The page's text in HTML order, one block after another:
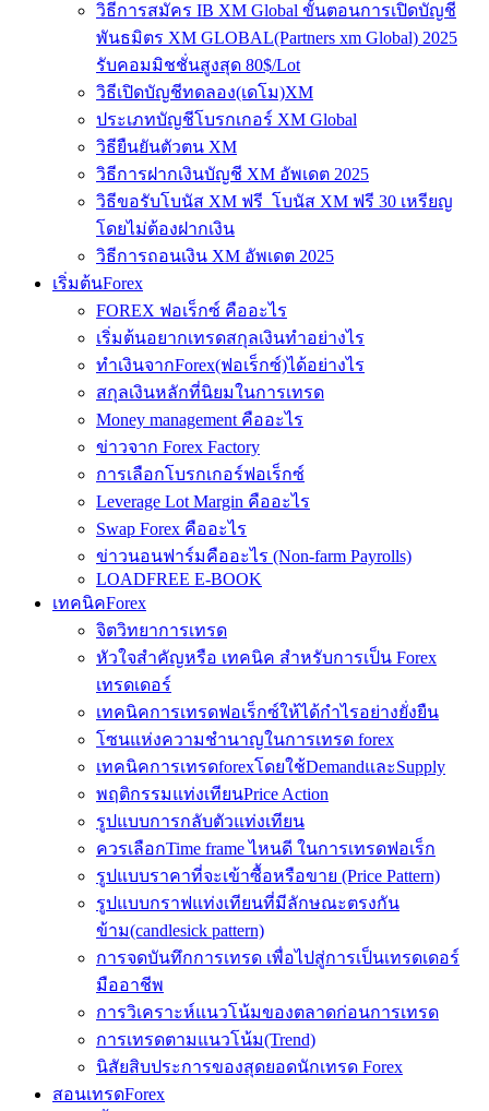
วิธีการสมัคร IB XM Global ขั้นตอนการเปิดบัญชี
พันธมิตร XM GLOBAL(Partners xm Global) 2025
รับคอมมิชชั่นสูงสุด 80$/Lot
วิธีเปิดบัญชีทดลอง(เดโม)XM
ประเภทบัญชีโบรกเกอร์ XM Global
วิธียืนยันตัวตน XM
วิธีการฝากเงินบัญชี XM อัพเดต 2025
วิธีขอรับโบนัส XM ฟรี โบนัส XM ฟรี 30 เหรียญ
โดยไม่ต้องฝากเงิน
วิธีการถอนเงิน XM อัพเดต 2025
เริ่มต้นForex
FOREX ฟอเร็กซ์ คืออะไร
เริ่มต้นอยากเทรดสกุลเงินทำอย่างไร
ทำเงินจากForex(ฟอเร็กซ์)ได้อย่างไร
สกุลเงินหลักที่นิยมในการเทรด
Money management คืออะไร
ข่าวจาก Forex Factory
การเลือกโบรกเกอร์ฟอเร็กซ์
Leverage Lot Margin คืออะไร
Swap Forex คืออะไร
ข่าวนอนฟาร์มคืออะไร (Non-farm Payrolls)
LOADFREE E-BOOK
เทคนิคForex
จิตวิทยาการเทรด
หัวใจสำคัญหรือ เทคนิค สำหรับการเป็น Forex
เทรดเดอร์
เทคนิคการเทรดฟอเร็กซ์ให้ได้กำไรอย่างยั่งยืน
โซนแห่งความชำนาญในการเทรด forex
เทคนิคการเทรดforexโดยใช้DemandและSupply
พฤติกรรมแท่งเทียนPrice Action
รูปแบบการกลับตัวแท่งเทียน
ควรเลือกTime frame ไหนดี ในการเทรดฟอเร็ก
รูปแบบราคาที่จะเข้าซื้อหรือขาย (Price Pattern)
รูปแบบกราฟแท่งเทียนที่มีลักษณะตรงกัน
ข้าม(candlesick pattern)
การจดบันทึกการเทรด เพื่อไปสู่การเป็นเทรดเดอร์
มืออาชีพ
การวิเคราะห์แนวโน้มของตลาดก่อนการเทรด
การเทรดตามแนวโน้ม(Trend)
นิสัยสิบประการของสุดยอดนักเทรด Forex
สอนเทรดForex